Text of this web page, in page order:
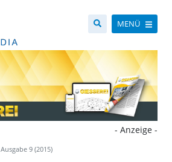
MENÜ
- Anzeige -
Ausgabe 9 (2015)